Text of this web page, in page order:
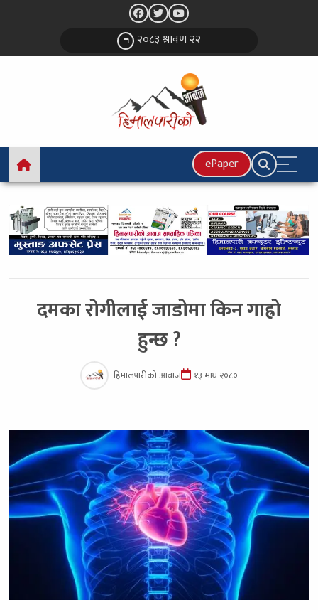
२०८३ श्रावण २२
ePaper
दमका रोगीलाई जाडोमा किन गाह्रो
हुन्छ ?
हिमालपारीको आवाज १३ माघ २०८०